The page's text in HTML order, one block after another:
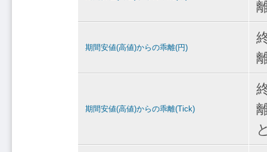
期間安値(高値)からの乖離(円)
期間安値(高値)からの乖離(Tick)